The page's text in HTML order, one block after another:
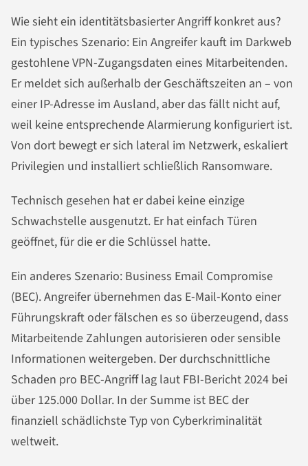
Wie sieht ein identitätsbasierter Angriff konkret aus?
Ein typisches Szenario: Ein Angreifer kauft im Darkweb
gestohlene VPN-Zugangsdaten eines Mitarbeitenden.
Er meldet sich außerhalb der Geschäftszeiten an – von
einer IP-Adresse im Ausland, aber das fällt nicht auf,
weil keine entsprechende Alarmierung konfiguriert ist.
Von dort bewegt er sich lateral im Netzwerk, eskaliert
Privilegien und installiert schließlich Ransomware.
Technisch gesehen hat er dabei keine einzige
Schwachstelle ausgenutzt. Er hat einfach Türen
geöffnet, für die er die Schlüssel hatte.
Ein anderes Szenario: Business Email Compromise
(BEC). Angreifer übernehmen das E-Mail-Konto einer
Führungskraft oder fälschen es so überzeugend, dass
Mitarbeitende Zahlungen autorisieren oder sensible
Informationen weitergeben. Der durchschnittliche
Schaden pro BEC-Angriff lag laut FBI-Bericht 2024 bei
über 125.000 Dollar. In der Summe ist BEC der
finanziell schädlichste Typ von Cyberkriminalität
weltweit.